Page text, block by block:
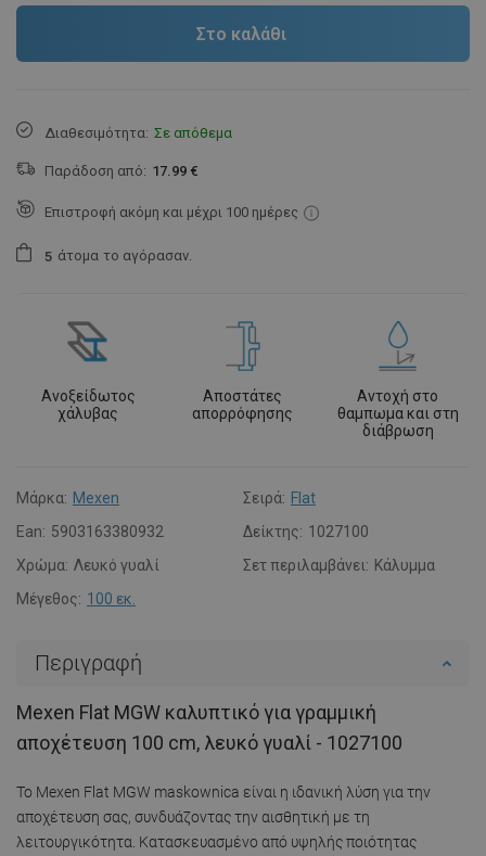
Στο καλάθι
Διαθεσιμότητα: Σε απόθεμα
Παράδοση από: 17.99 €
Επιστροφή ακόμη και μέχρι 100 ημέρες
5 άτομα το αγόρασαν.
Ανοξείδωτος
χάλυβας
Αποστάτες
απορρόφησης
Αντοχή στο
θαμπωμα και στη
διάβρωση
Μάρκα: Mexen Σειρά: Flat
Ean: 5903163380932 Δείκτης: 1027100
Χρώμα: Λευκό γυαλί Σετ περιλαμβάνει: Κάλυμμα
Μέγεθος: 100 εκ.
Περιγραφή
Mexen Flat MGW καλυπτικό για γραμμική
αποχέτευση 100 cm, λευκό γυαλί - 1027100
Το Mexen Flat MGW maskownica είναι η ιδανική λύση για την
αποχέτευση σας, συνδυάζοντας την αισθητική με τη
λειτουργικότητα. Κατασκευασμένο από υψηλής ποιότητας